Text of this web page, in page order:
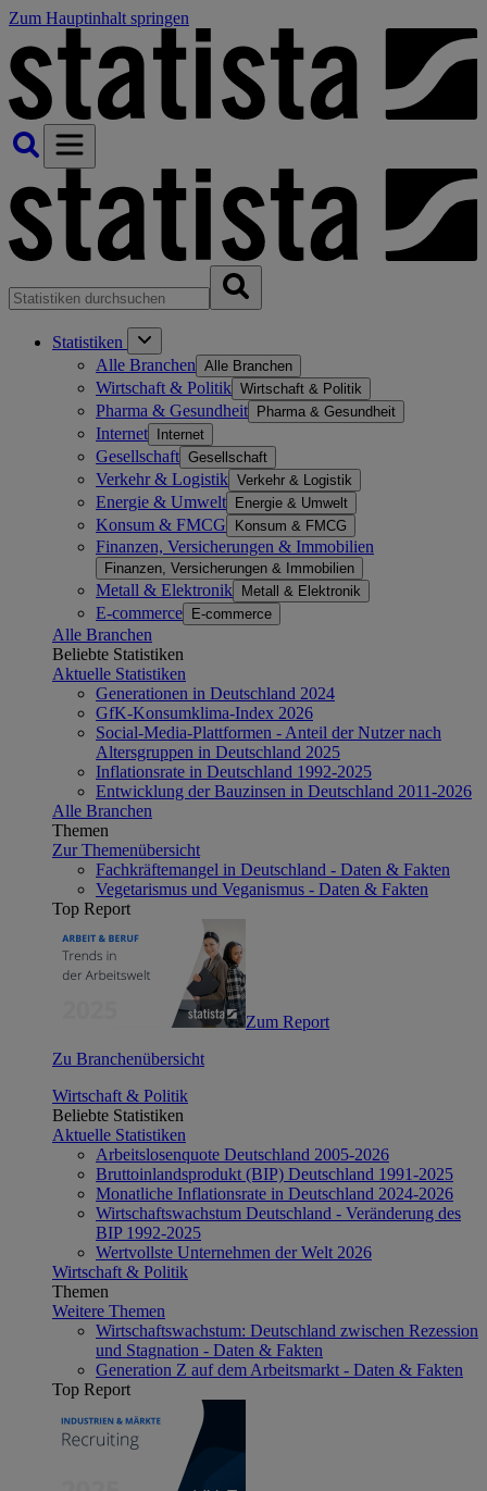
Zum Hauptinhalt springen
Statistiken
Alle Branchen Alle Branchen
Wirtschaft & Politik Wirtschaft & Politik
Pharma & Gesundheit Pharma & Gesundheit
Internet Internet
Gesellschaft Gesellschaft
Verkehr & Logistik Verkehr & Logistik
Energie & Umwelt Energie & Umwelt
Konsum & FMCG Konsum & FMCG
Finanzen, Versicherungen & Immobilien
Finanzen, Versicherungen & Immobilien
Metall & Elektronik Metall & Elektronik
E-commerce E-commerce
Alle Branchen
Beliebte Statistiken
Aktuelle Statistiken
Generationen in Deutschland 2024
GfK-Konsumklima-Index 2026
Social-Media-Plattformen - Anteil der Nutzer nach
Altersgruppen in Deutschland 2025
Inflationsrate in Deutschland 1992-2025
Entwicklung der Bauzinsen in Deutschland 2011-2026
Alle Branchen
Themen
Zur Themenübersicht
Fachkräftemangel in Deutschland - Daten & Fakten
Vegetarismus und Veganismus - Daten & Fakten
Top Report
Zum Report
Zu Branchenübersicht
Wirtschaft & Politik
Beliebte Statistiken
Aktuelle Statistiken
Arbeitslosenquote Deutschland 2005-2026
Bruttoinlandsprodukt (BIP) Deutschland 1991-2025
Monatliche Inflationsrate in Deutschland 2024-2026
Wirtschaftswachstum Deutschland - Veränderung des
BIP 1992-2025
Wertvollste Unternehmen der Welt 2026
Wirtschaft & Politik
Themen
Weitere Themen
Wirtschaftswachstum: Deutschland zwischen Rezession
und Stagnation - Daten & Fakten
Generation Z auf dem Arbeitsmarkt - Daten & Fakten
Top Report